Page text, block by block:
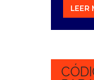
LEER
18